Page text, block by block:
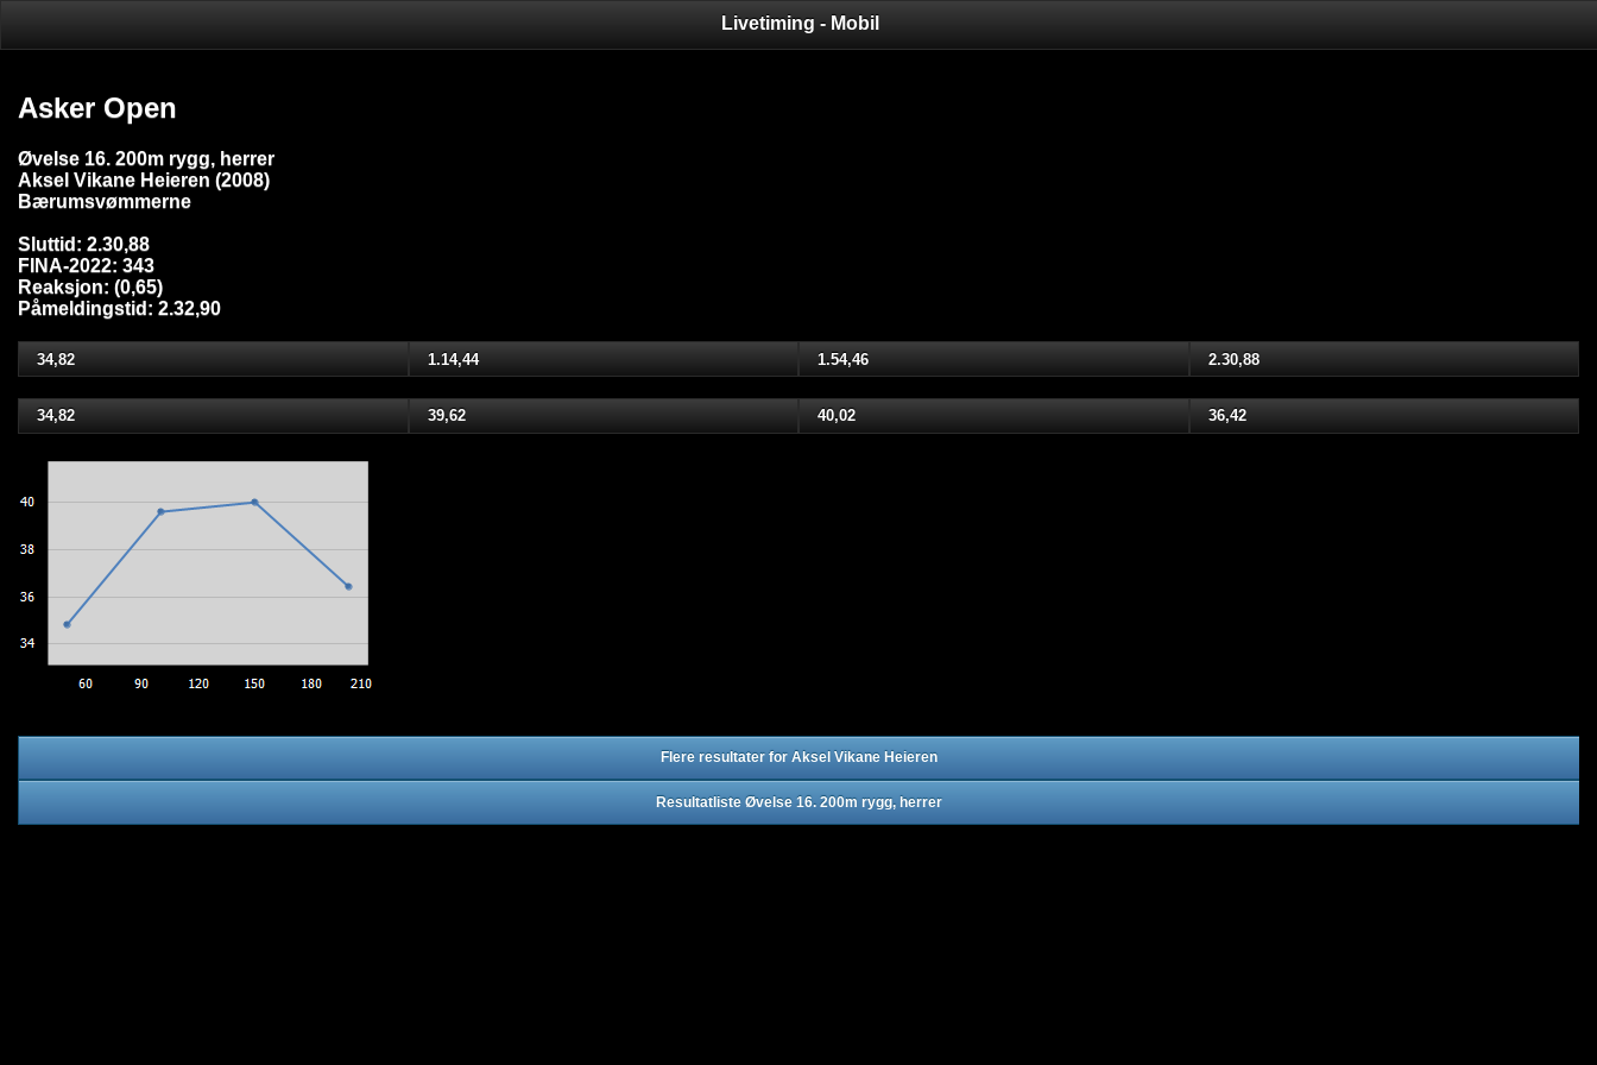
Livetiming - Mobil
Asker Open
Øvelse 16. 200m rygg, herrer
Aksel Vikane Heieren (2008)
Bærumsvømmerne
Sluttid: 2.30,88
FINA-2022: 343
Reaksjon: (0,65)
Påmeldingstid: 2.32,90
34,82 1.14,44 1.54,46 2.30,88
34,82 39,62 40,02 36,42
Flere resultater for Aksel Vikane Heieren
Resultatliste Øvelse 16. 200m rygg, herrer